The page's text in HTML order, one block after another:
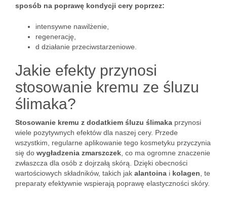
sposób na poprawę kondycji cery poprzez:
intensywne nawilżenie,
regenerację,
d działanie przeciwstarzeniowe.
Jakie efekty przynosi
stosowanie kremu ze śluzu
ślimaka?
Stosowanie kremu z dodatkiem śluzu ślimaka przynosi
wiele pozytywnych efektów dla naszej cery. Przede
wszystkim, regularne aplikowanie tego kosmetyku przyczynia
się do wygładzenia zmarszczek , co ma ogromne znaczenie
zwłaszcza dla osób z dojrzałą skórą. Dzięki obecności
wartościowych składników, takich jak alantoina i kolagen , te
preparaty efektywnie wspierają poprawę elastyczności skóry.